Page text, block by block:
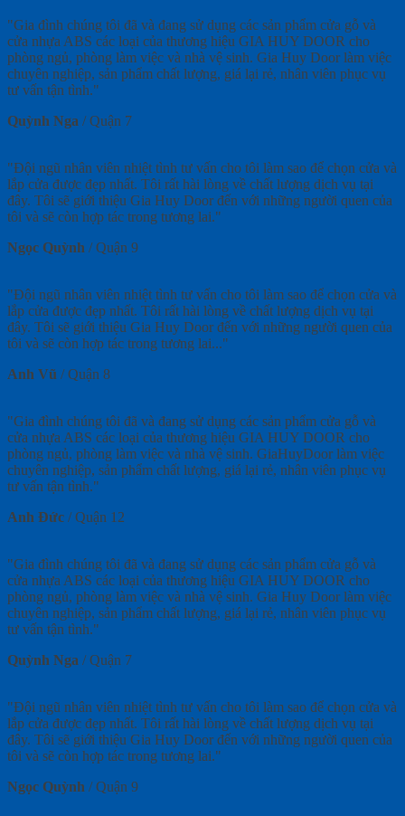
"Gia đình chúng tôi đã và đang sử dụng các sản phẩm cửa gỗ và
cửa nhựa ABS các loại của thương hiệu GIA HUY DOOR cho
phòng ngủ, phòng làm việc và nhà vệ sinh. Gia Huy Door làm việc
chuyên nghiệp, sản phẩm chất lượng, giá lại rẻ, nhân viên phục vụ
tư vấn tận tình."
Quỳnh Nga /Quận 7
"Đội ngũ nhân viên nhiệt tình tư vấn cho tôi làm sao để chọn cửa và
lắp cửa được đẹp nhất. Tôi rất hài lòng về chất lượng dịch vụ tại
đây. Tôi sẽ giới thiệu Gia Huy Door đến với những người quen của
tôi và sẽ còn hợp tác trong tương lai."
Ngọc Quỳnh /Quận 9
"Đội ngũ nhân viên nhiệt tình tư vấn cho tôi làm sao để chọn cửa và
lắp cửa được đẹp nhất. Tôi rất hài lòng về chất lượng dịch vụ tại
đây. Tôi sẽ giới thiệu Gia Huy Door đến với những người quen của
tôi và sẽ còn hợp tác trong tương lai..."
Anh Vũ /Quận 8
"Gia đình chúng tôi đã và đang sử dụng các sản phẩm cửa gỗ và
cửa nhựa ABS các loại của thương hiệu GIA HUY DOOR cho
phòng ngủ, phòng làm việc và nhà vệ sinh. GiaHuyDoor làm việc
chuyên nghiệp, sản phẩm chất lượng, giá lại rẻ, nhân viên phục vụ
tư vấn tận tình."
Anh Đức /Quận 12
"Gia đình chúng tôi đã và đang sử dụng các sản phẩm cửa gỗ và
cửa nhựa ABS các loại của thương hiệu GIA HUY DOOR cho
phòng ngủ, phòng làm việc và nhà vệ sinh. Gia Huy Door làm việc
chuyên nghiệp, sản phẩm chất lượng, giá lại rẻ, nhân viên phục vụ
tư vấn tận tình."
Quỳnh Nga /Quận 7
"Đội ngũ nhân viên nhiệt tình tư vấn cho tôi làm sao để chọn cửa và
lắp cửa được đẹp nhất. Tôi rất hài lòng về chất lượng dịch vụ tại
đây. Tôi sẽ giới thiệu Gia Huy Door đến với những người quen của
tôi và sẽ còn hợp tác trong tương lai."
Ngọc Quỳnh /Quận 9